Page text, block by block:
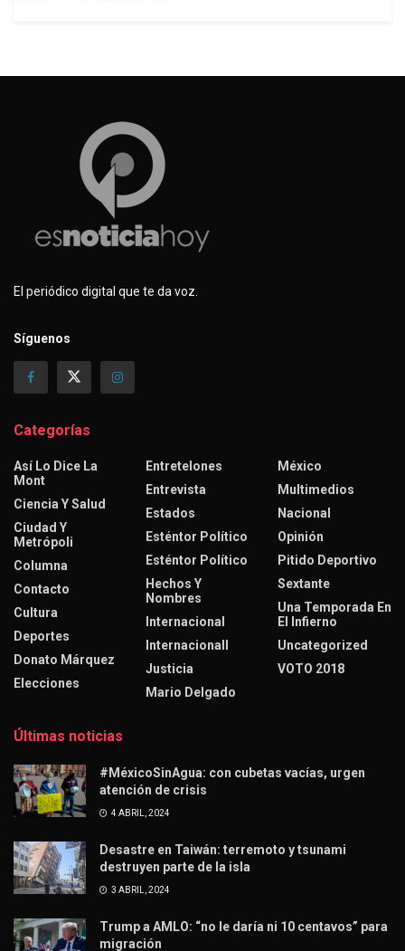
El periódico digital que te da voz.
Síguenos
Categorías
Así Lo Dice La
Mont
Ciencia Y Salud
Ciudad Y
Metrópoli
Columna
Contacto
Cultura
Deportes
Donato Márquez
Elecciones
Entretelones
Entrevista
Estados
Esténtor Político
Esténtor Político
Hechos Y
Nombres
Internacional
Internacionall
Justicia
Mario Delgado
México
Multimedios
Nacional
Opinión
Pitido Deportivo
Sextante
Una Temporada En
El Infierno
Uncategorized
VOTO 2018
Últimas noticias
#MéxicoSinAgua: con cubetas vacías, urgen
atención de crisis
4 ABRIL, 2024
Desastre en Taiwán: terremoto y tsunami
destruyen parte de la isla
3 ABRIL, 2024
Trump a AMLO: “no le daría ni 10 centavos” para
migración